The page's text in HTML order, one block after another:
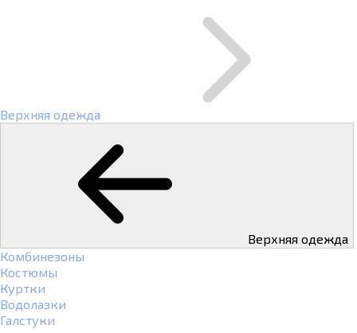
Верхняя одежда
Верхняя одежда
Комбинезоны
Костюмы
Куртки
Водолазки
Галстуки